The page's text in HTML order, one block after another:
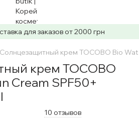
для заказов от 2000 грн
Солнцезащитный крем TOCOBO Bio
крем TOCOBO
Cream SPF50+
10 отзывов